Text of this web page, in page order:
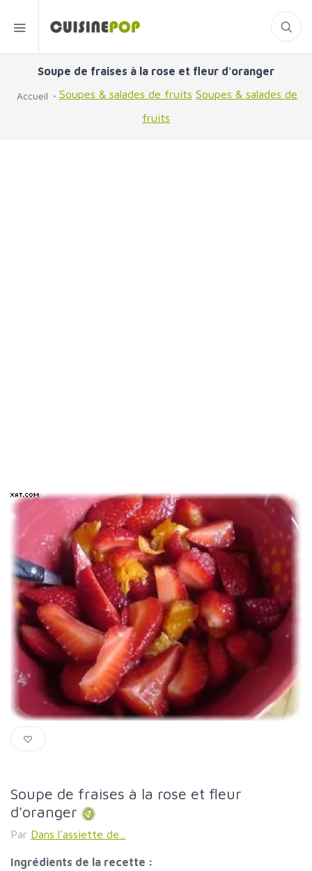
Soupe de fraises à la rose et fleur d'oranger
Accueil Soupes & salades de fruits Soupes & salades de
fruits
Soupe de fraises à la rose et fleur
d'oranger
Par Dans l'assiette de...
Ingrédients de la recette :